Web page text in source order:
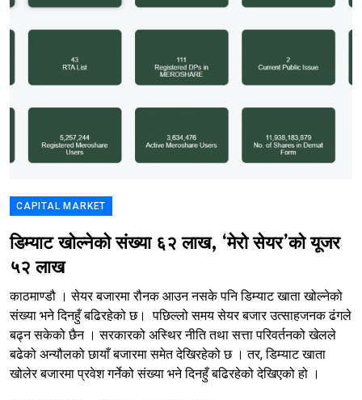
CAPITAL MARKET
डिम्याट खोल्नेको संख्या ६२ लाख, ‘मेरो सेयर’को यूजर
५२ लाख
काठमाण्डौ । सेयर बजारमा रौनक आउन नसके पनि डिम्याट खाता खोल्नेको
संख्या भने दिनहुँ बढिरहेको छ। पछिल्लो समय सेयर बजार उत्साहजनक ढंगले
बढ्न सकेको छैन । सरकारको अस्थिर नीति तथा सत्ता परिवर्तनको खेलले
बढेको अन्यौलको छायाँ बजारमा समेत देखिरहेको छ । तर, डिम्याट खाता
खोलेर बजारमा प्रवेश गर्नेको संख्या भने दिनहुँ बढिरहेको देखिएको हो ।